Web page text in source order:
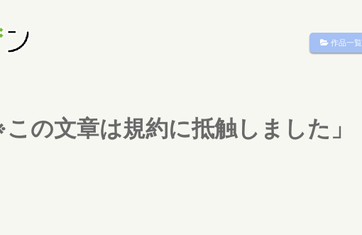
作品一覧
の文章は規約に抵触しました」